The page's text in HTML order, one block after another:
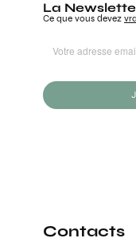
La
Ce que vous devez
Contacts